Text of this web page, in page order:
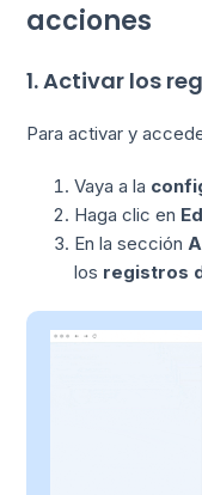
acciones
1. Activar los
Para activar y
Vaya a la
Haga clic en
En la sección
los registros